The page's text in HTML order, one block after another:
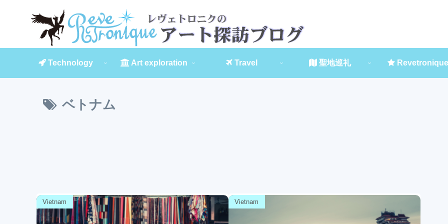
Technology Art exploration Travel 聖地巡礼 Revetronique
ベトナム
Vietnam Vietnam